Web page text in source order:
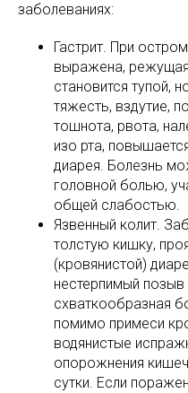
заболеваниях:
Гастрит. При
выражена,
становится тупой,
тяжесть, вздутие,
тошнота, рвота,
изо рта,
диарея. Болезнь
головной болью,
общей слабостью.
Язвенный колит.
толстую кишку,
(кровянистой)
нестерпимый позыв
схваткообразная
помимо примеси
водянистые
опорожнения
сутки. Если